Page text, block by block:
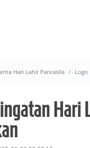
Hari Lahir Pancasila Logo